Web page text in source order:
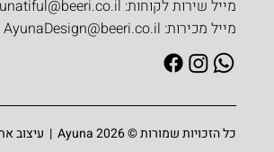
מייל שירות לקוחות:
מייל מכירות: AyunaDesign@beeri.co.il
כל הזכויות שמורות © Ayuna 2026 | עיצוב אתר: